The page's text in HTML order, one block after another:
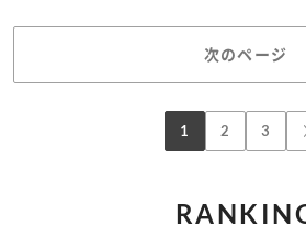
次のページ
1 2 3